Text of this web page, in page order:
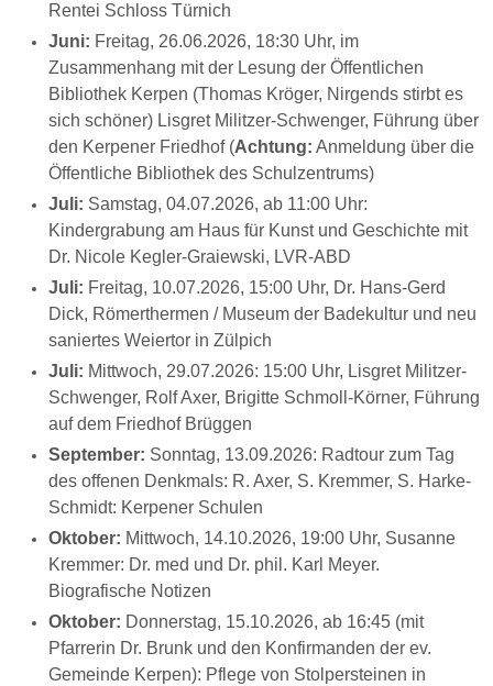
Rentei Schloss Türnich
Juni: Freitag, 26.06.2026, 18:30 Uhr, im
Zusammenhang mit der Lesung der Öffentlichen
Bibliothek Kerpen (Thomas Kröger, Nirgends stirbt es
sich schöner) Lisgret Militzer-Schwenger, Führung über
den Kerpener Friedhof (Achtung: Anmeldung über die
Öffentliche Bibliothek des Schulzentrums)
Juli: Samstag, 04.07.2026, ab 11:00 Uhr:
Kindergrabung am Haus für Kunst und Geschichte mit
Dr. Nicole Kegler-Graiewski, LVR-ABD
Juli: Freitag, 10.07.2026, 15:00 Uhr, Dr. Hans-Gerd
Dick, Römerthermen / Museum der Badekultur und neu
saniertes Weiertor in Zülpich
Juli: Mittwoch, 29.07.2026: 15:00 Uhr, Lisgret Militzer-
Schwenger, Rolf Axer, Brigitte Schmoll-Körner, Führung
auf dem Friedhof Brüggen
September: Sonntag, 13.09.2026: Radtour zum Tag
des offenen Denkmals: R. Axer, S. Kremmer, S. Harke-
Schmidt: Kerpener Schulen
Oktober: Mittwoch, 14.10.2026, 19:00 Uhr, Susanne
Kremmer: Dr. med und Dr. phil. Karl Meyer.
Biografische Notizen
Oktober: Donnerstag, 15.10.2026, ab 16:45 (mit
Pfarrerin Dr. Brunk und den Konfirmanden der ev.
Gemeinde Kerpen): Pflege von Stolpersteinen in